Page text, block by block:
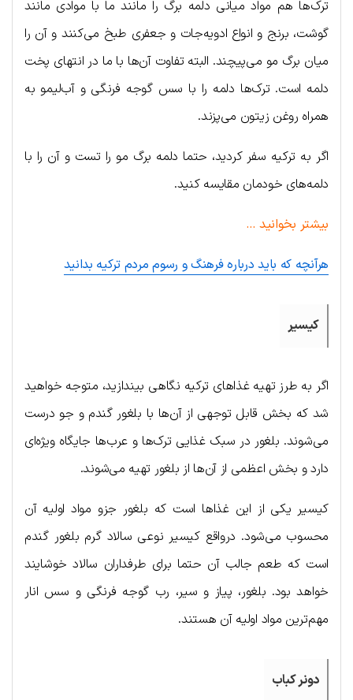
ترک‌ها هم مواد میانی دلمه برگ را مانند ما با موادی مانند
گوشت، برنج و انواع ادویه‌جات و جعفری طبخ می‌کنند و آن را
میان برگ مو می‌پیچند. البته تفاوت آن‌ها با ما در انتهای پخت
دلمه است. ترک‌ها دلمه را با سس گوجه فرنگی و آب‌لیمو به
همراه روغن زیتون می‌پزند.
اگر به ترکیه سفر کردید، حتما دلمه برگ مو را تست و آن را با
دلمه‌های خودمان مقایسه کنید.
بیشتر بخوانید …
هرآنچه که باید درباره فرهنگ و رسوم مردم ترکیه بدانید
کیسیر
اگر به طرز تهیه غذاهای ترکیه نگاهی بیندازید، متوجه خواهید
شد که بخش قابل توجهی از آن‌ها با بلغور گندم و جو درست
می‌شوند. بلغور در سبک غذایی ترک‌ها و عرب‌ها جایگاه ویژه‌ای
دارد و بخش اعظمی از آن‌ها از بلغور تهیه می‌شوند.
کیسیر یکی از این غذاها است که بلغور جزو مواد اولیه آن
محسوب می‌شود. درواقع کیسیر نوعی سالاد گرم بلغور گندم
است که طعم جالب آن حتما برای طرفداران سالاد خوشایند
خواهد بود. بلغور، پیاز و سیر، رب گوجه فرنگی و سس انار
مهم‌ترین مواد اولیه آن هستند.
دونر کباب